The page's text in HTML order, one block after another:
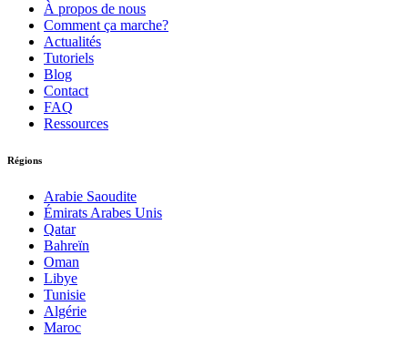
À propos de nous
Comment ça marche?
Actualités
Tutoriels
Blog
Contact
FAQ
Ressources
Régions
Arabie Saoudite
Émirats Arabes Unis
Qatar
Bahreïn
Oman
Libye
Tunisie
Algérie
Maroc